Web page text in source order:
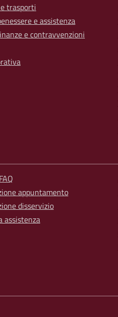
trasporti
e assistenza
e contravvenzioni
appuntamento
disservizio
assistenza